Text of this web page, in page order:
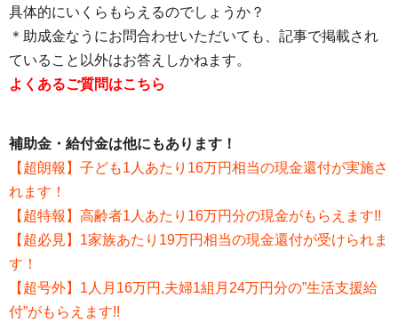
具体的にいくらもらえるのでしょうか？
＊助成金なうにお問合わせいただいても、記事で掲載され
ていること以外はお答えしかねます。
よくあるご質問はこちら
補助金・給付金は他にもあります！
【超朗報】子ども1人あたり16万円相当の現金還付が実施さ
れます！
【超特報】高齢者1人あたり16万円分の現金がもらえます!!
【超必見】1家族あたり19万円相当の現金還付が受けられま
す！
【超号外】1人月16万円,夫婦1組月24万円分の”生活支援給
付”がもらえます!!